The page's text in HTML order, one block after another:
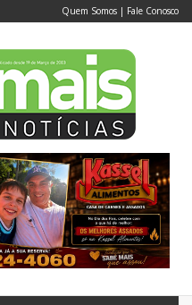
Quem Somos | Fale Conosco